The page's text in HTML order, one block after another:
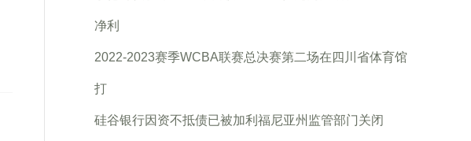
净利
2022-2023赛季WCBA联赛总决赛第二场在四川省体育馆
打
硅谷银行因资不抵债已被加利福尼亚州监管部门关闭